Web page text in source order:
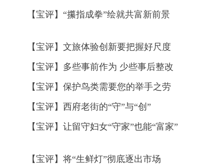
【宝评】“攥指成拳”绘就共富新前景
【宝评】文旅体验创新要把握好尺度
【宝评】多些事前作为 少些事后整改
【宝评】保护鸟类需要您的举手之劳
【宝评】西府老街的“守”与“创”
【宝评】让留守妇女“守家”也能“富家”
【宝评】将“生鲜灯”彻底逐出市场